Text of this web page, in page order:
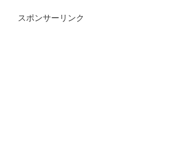
スポンサーリンク